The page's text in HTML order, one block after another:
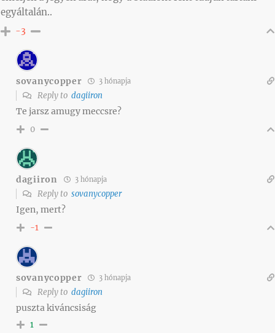
egyáltalán..
-3
sovanycopper 3 hónapja
Reply to dagiiron
Te jarsz amugy meccsre?
0
dagiiron 3 hónapja
Reply to sovanycopper
Igen, mert?
-1
sovanycopper 3 hónapja
Reply to dagiiron
puszta kiváncsiság
1